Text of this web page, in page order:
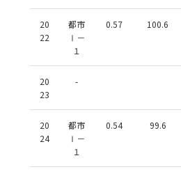
20
22
都市
Ⅰ－
１
0.57 100.6
20
23
-
20
24
都市
Ⅰ－
１
0.54 99.6